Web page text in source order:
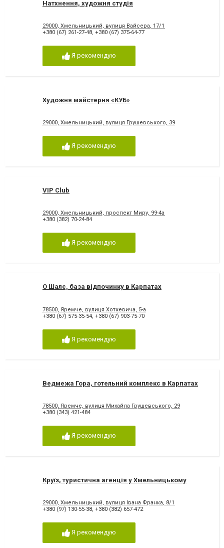
Натхнення, художня студія
29000, Хмельницький, вулиця Вайсера, 17/1
+380 (67) 261-27-48, +380 (67) 375-64-77
Я рекомендую
Художня майстерня «КУБ»
29000, Хмельницький, вулиця Грушевського, 39
Я рекомендую
VIP Club
29000, Хмельницький, проспект Миру, 99-4а
+380 (382) 70-24-84
Я рекомендую
О Шалє, база відпочинку в Карпатах
78500, Яремче, вулиця Хоткевича, 5-а
+380 (67) 575-35-54, +380 (67) 903-75-70
Я рекомендую
Ведмежа Гора, готельний комплекс в Карпатах
78500, Яремче, вулиця Михайла Грушевського, 29
+380 (343) 421-484
Я рекомендую
Круїз, туристична агенція у Хмельницькому
29000, Хмельницький, вулиця Івана Франка, 8/1
+380 (97) 130-55-38, +380 (382) 657-472
Я рекомендую